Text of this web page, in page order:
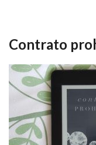
Contrato